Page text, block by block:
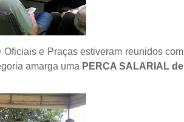
e Praças estiveram reunidos com
amarga uma PERCA SALARIAL de